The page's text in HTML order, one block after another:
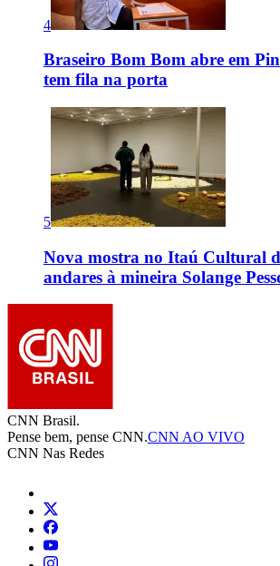
4
Braseiro Bom Bom abre em
tem fila na porta
5
Nova mostra no Itaú Cultural
andares à mineira Solange
CNN Brasil.
Pense bem, pense CNN.CNN AO VIVO
CNN Nas Redes